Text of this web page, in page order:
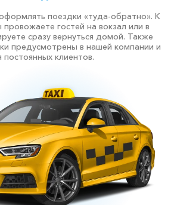
поездки «туда-обратно». К
гостей на вокзал или в
сразу вернуться домой. Также
предусмотрены в нашей компании и
постоянных клиентов.